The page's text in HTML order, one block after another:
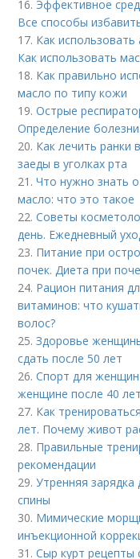
16. Эффективное
Все способы
17. Как
Как использовать
18. Как правильно
масло по типу кожи
19.Острые
Определение
20. Как лечить ранки
заеды в уголках рта
21.Что нужно знать
масло: что это такое
22.Советы
день. Ежедневный
23. Питание при
почек. Диета при
24. Рацион питания
витаминов: что
волос?
25.Здоровье
сдать после 50 лет
26.Спорт для женщин
женщине после 40 лет
27. Как
лет. Почему живот
28. Правильные
рекомендации
29.Утренняя зарядка
спины
30. Мимические
инъекционной
31.Сыр курт рецепты